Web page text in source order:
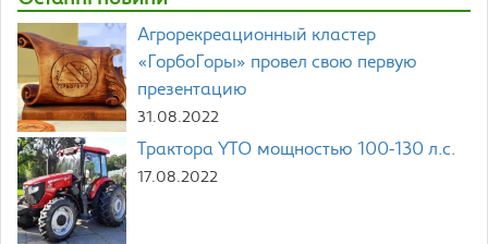
Агрорекреационный кластер
«ГорбоГоры» провел свою первую
презентацию
31.08.2022
Трактора YTO мощностью 100-130 л.с.
17.08.2022